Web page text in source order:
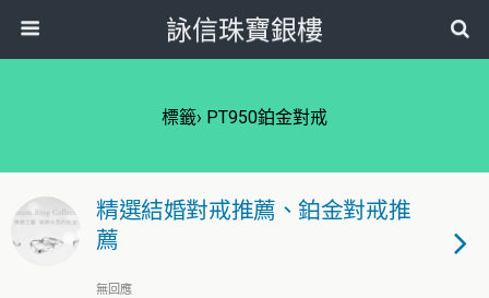
詠信珠寶銀樓
標籤› PT950鉑金對戒
精選結婚對戒推薦、鉑金對戒推
薦
無回應